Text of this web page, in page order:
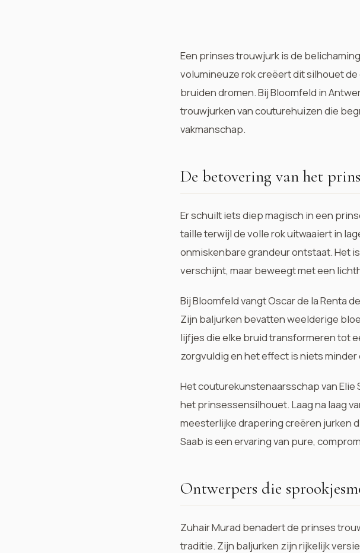
Een prinses trouwjurk is de
volumineuze rok creëert dit silhouet
bruiden dromen. Bij Bloomfeld in
trouwjurken van couturehuizen die
vakmanschap.
De betovering van het
Er schuilt iets diep magisch in een
taille terwijl de volle rok uitwaaiert in
onmiskenbare grandeur ontstaat. Het
verschijnt, maar beweegt met een
Bij Bloomfeld vangtOscar de la Renta
Zijn baljurken bevatten weelderige
lijfjes die elke bruid transformeren tot
zorgvuldig en het effect is niets
Het couturekunstenaarsschap vanElie
het prinsessensilhouet. Laag na laag
meesterlijke drapering creëren jurken
Saab is een ervaring van pure,
Ontwerpers die
Zuhair Murad benadert de prinses
traditie. Zijn baljurken zijn rijkelijk